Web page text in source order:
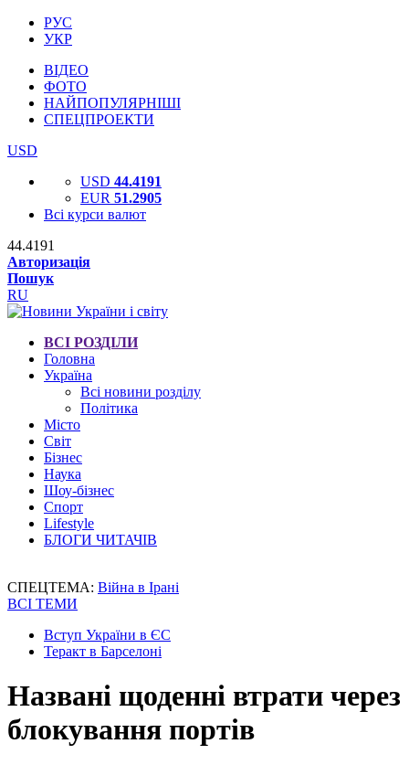
РУС
УКР
ВІДЕО
ФОТО
НАЙПОПУЛЯРНІШІ
СПЕЦПРОЕКТИ
USD
USD 44.4191
EUR 51.2905
Всі курси валют
44.4191
Авторизація
Пошук
RU
ВСІ РОЗДІЛИ
Головна
Україна
Всі новини розділу
Політика
Місто
Світ
Бізнес
Наука
Шоу-бізнес
Спорт
Lifestyle
БЛОГИ ЧИТАЧІВ
СПЕЦТЕМА: Війна в Ірані
ВСІ ТЕМИ
Вступ України в ЄС
Теракт в Барселоні
Названі щоденні втрати через
блокування портів